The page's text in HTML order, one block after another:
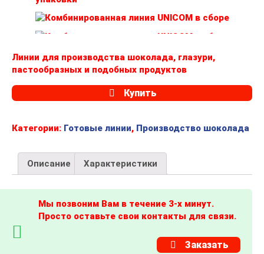
Линии для производства шоколада, глазури,
пастообразных и подобных продуктов
Купить
Категории: Готовые линии, Производство шоколада
Описание Характеристики
Мы позвоним Вам в течение 3-х минут.
Просто оставьте свои контакты для связи.
Заказать